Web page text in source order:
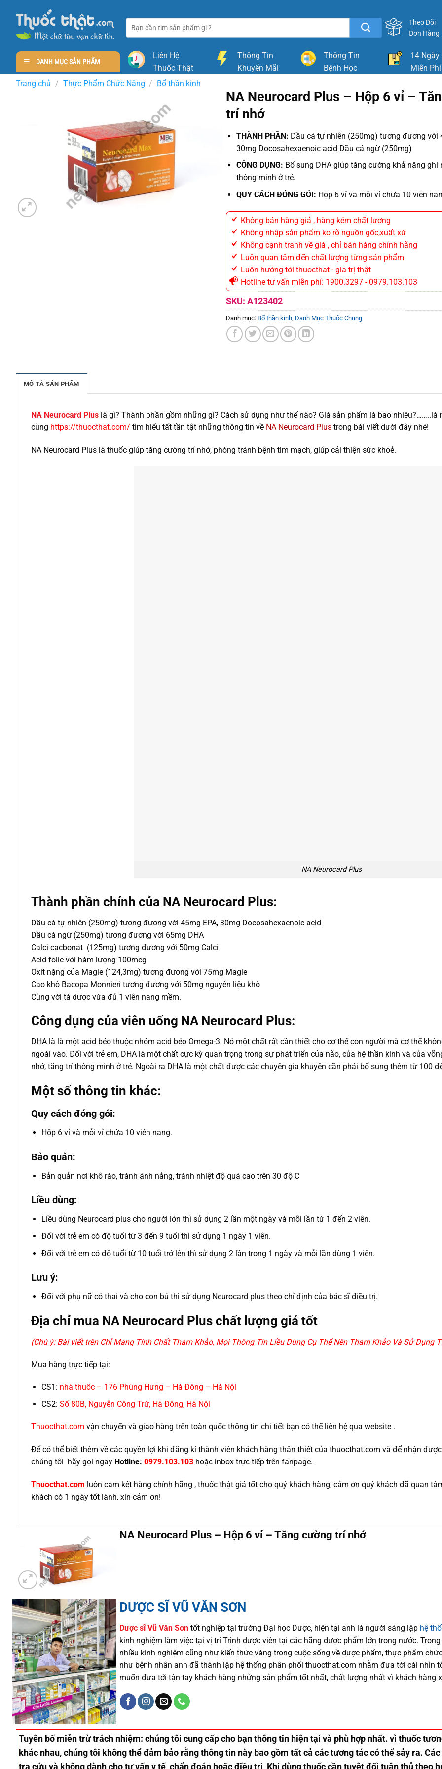
content
kiếm:
Theo Dõi
Đơn Hàng
DANH MỤC SẢN PHẨM
Liên Hệ
Thuốc Thật
Thông Tin
Khuyến Mãi
Thông Tin
Bệnh Học
14 Ngày
Miễn
Trang chủ / Thực Phẩm Chức Năng / Bổ thần kinh
NA Neurocard Plus – Hộp 6 vỉ –
trí nhớ
THÀNH PHẦN: Dầu cá tự nhiên (250mg) tương đương với
30mg Docosahexaenoic acid Dầu cá ngừ (250mg)
CÔNG DỤNG: Bổ sung DHA giúp tăng cường khả năng ghi
thông minh ở trẻ.
QUY CÁCH ĐÓNG GÓI: Hộp 6 vỉ và mỗi vỉ chứa 10 viên
Không bán hàng giả , hàng kém chất lương
Không nhập sản phẩm ko rõ nguồn gốc,xuất xứ
Không cạnh tranh về giá , chỉ bán hàng chính hãng
Luôn quan tâm đến chất lượng từng sản phẩm
Luôn hướng tới thuocthat - gia trị thật
Hotline tư vấn miễn phí: 1900.3297 - 0979.103.103
SKU: A123402
Danh mục: Bổ thần kinh, Danh Mục Thuốc Chung
MÔ TẢ SẢN PHẨM
NA Neurocard Plus là gì? Thành phần gồm những gì? Cách sử dụng như thế nào? Giá sản phẩm là bao
cùng https://thuocthat.com/ tìm hiểu tất tần tật những thông tin về NA Neurocard Plus trong bài viết dưới đây nhé!
NA Neurocard Plus là thuốc giúp tăng cường trí nhớ, phòng tránh bệnh tim mạch, giúp cải thiện sức khoẻ.
NA Neurocard Plus
Thành phần chính của NA Neurocard Plus:
Dầu cá tự nhiên (250mg) tương đương với 45mg EPA, 30mg Docosahexaenoic acid
Dầu cá ngừ (250mg) tương đương với 65mg DHA
Calci cacbonat (125mg) tương đương với 50mg Calci
Acid folic với hàm lượng 100mcg
Oxit nặng của Magie (124,3mg) tương đương với 75mg Magie
Cao khô Bacopa Monnieri tương đương với 50mg nguyên liệu khô
Cùng với tá dược vừa đủ 1 viên nang mềm.
Công dụng của viên uống NA Neurocard Plus:
DHA là là một acid béo thuộc nhóm acid béo Omega-3. Nó một chất rất cần thiết cho cơ thể con người mà cơ thể
ngoài vào. Đối với trẻ em, DHA là một chất cực kỳ quan trọng trong sự phát triển của não, của hệ thần kinh và của
nhớ, tăng trí thông minh ở trẻ. Ngoài ra DHA là một chất được các chuyên gia khuyên cần phải bổ sung thêm từ 100
Một số thông tin khác:
Quy cách đóng gói:
Hộp 6 vỉ và mỗi vỉ chứa 10 viên nang.
Bảo quản:
Bản quản nơi khô ráo, tránh ánh nắng, tránh nhiệt độ quá cao trên 30 độ C
Liều dùng:
Liều dùng Neurocard plus cho người lớn thì sử dụng 2 lần một ngày và mỗi lần từ 1 đến 2 viên.
Đối với trẻ em có độ tuổi từ 3 đến 9 tuổi thì sử dụng 1 ngày 1 viên.
Đối với trẻ em có độ tuổi từ 10 tuổi trở lên thì sử dụng 2 lần trong 1 ngày và mỗi lần dùng 1 viên.
Lưu ý:
Đối với phụ nữ có thai và cho con bú thì sử dụng Neurocard plus theo chỉ định của bác sĩ điều trị.
Địa chỉ mua NA Neurocard Plus chất lượng giá tốt
(Chú ý: Bài viết trên Chỉ Mang Tính Chất Tham Khảo, Mọi Thông Tin Liều Dùng Cụ Thể Nên Tham Khảo Và Sử Dụng
Mua hàng trực tiếp tại:
CS1: nhà thuốc – 176 Phùng Hưng – Hà Đông – Hà Nội
CS2: Số 80B, Nguyễn Công Trứ, Hà Đông, Hà Nội
Thuocthat.com vận chuyển và giao hàng trên toàn quốc thông tin chi tiết bạn có thể liên hệ qua website .
Để có thể biết thêm về các quyền lợi khi đăng kí thành viên khách hàng thân thiết của thuocthat.com và để nhận
chúng tôi hãy gọi ngay Hotline: 0979.103.103 hoặc inbox trực tiếp trên fanpage.
Thuocthat.com luôn cam kết hàng chính hãng , thuốc thật giá tốt cho quý khách hàng, cảm ơn quý khách đã quan
khách có 1 ngày tốt lành, xin cảm ơn!
NA Neurocard Plus – Hộp 6 vỉ – Tăng cường trí nhớ
DƯỢC SĨ VŨ VĂN SƠN
Dược sĩVũ Văn Sơntốt nghiệp tại trường Đại học Dược, hiện tại anh là người sáng lập hệ
kinh nghiệm làm việc tại vị trí Trình dược viên tại các hãng dược phẩm lớn trong nước.
nhiều kinh nghiệm cũng nhưkiến thức vàng trong cuộc sống về dược phẩm,thực phẩm
nhưbệnh nhân anh đã thành lập hệ thống phân phối thuocthat.com nhằm đưa tới cái nhìn
muốn đưa tới tận tay khách hàng những sản phẩm tốt nhất, chất lượng nhất vì khách hàng
Tuyên bố miễn trừ trách nhiệm: chúng tôi cung cấp cho bạn thông tin hiện tại và phù hợp nhất. vì thuốc
khác nhau, chúng tôi không thể đảm bảo rằng thông tin này bao gồm tất cả các tương tác có thể sảy ra.
tra cứu và không dành cho tư vấn y tế, chẩn đoán hoặc điều trị ,Khi dùng thuốc cần tuyệt đối tuân thủ theo